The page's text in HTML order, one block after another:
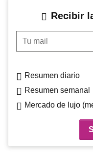
Recibir
Tu mail
Resumen diario
Resumen semanal
Mercado de lujo